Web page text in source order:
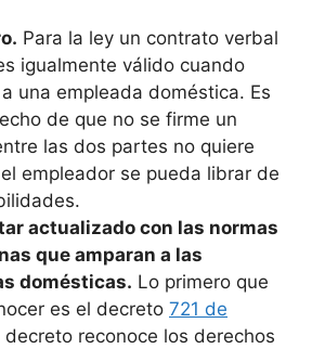
Para la ley un contrato verbal
igualmente válido cuando
una empleada doméstica. Es
de que no se firme un
las dos partes no quiere
empleador se pueda librar de
actualizado con las normas
que amparan a las
domésticas. Lo primero que
es el decreto 721 de
decreto reconoce los derechos